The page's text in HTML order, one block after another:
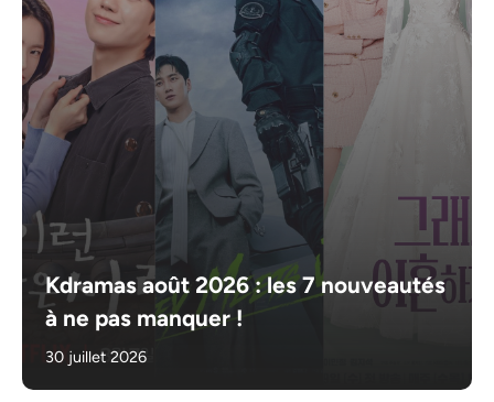
Kdramas août 2026 : les 7 nouveautés
à ne pas manquer !
30 juillet 2026